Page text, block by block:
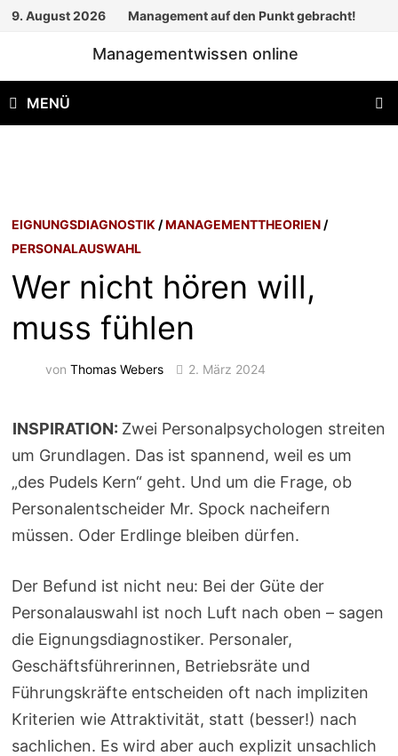
Zum
9. August 2026 Management auf den Punkt gebracht!
Managementwissen online
MENÜ
EIGNUNGSDIAGNOSTIK /MANAGEMENTTHEORIEN /
PERSONALAUSWAHL
Wer nicht hören will,
muss fühlen
vonThomas Webers 2. März 2024
INSPIRATION: Zwei Personalpsychologen streiten
um Grundlagen. Das ist spannend, weil es um
„des Pudels Kern“ geht. Und um die Frage, ob
Personalentscheider Mr. Spock nacheifern
müssen. Oder Erdlinge bleiben dürfen.
Der Befund ist nicht neu: Bei der Güte der
Personalauswahl ist noch Luft nach oben – sagen
die Eignungsdiagnostiker. Personaler,
Geschäftsführerinnen, Betriebsräte und
Führungskräfte entscheiden oft nach impliziten
Kriterien wie Attraktivität, statt (besser!) nach
sachlichen. Es wird aber auch explizit unsachlich